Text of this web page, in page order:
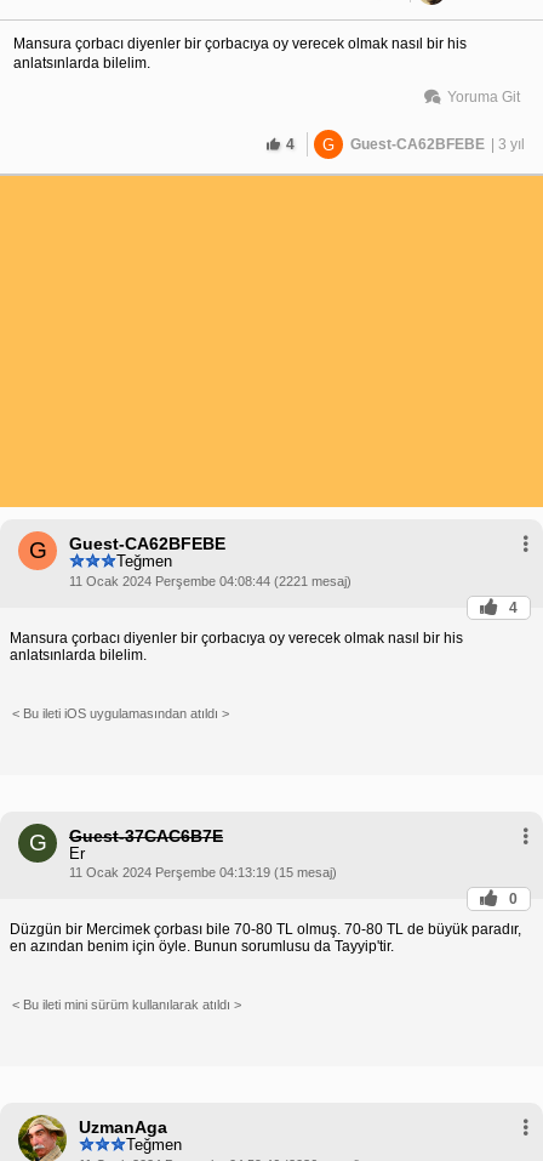
Mansura çorbacı diyenler bir çorbacıya oy verecek olmak nasıl bir his
anlatsınlarda bilelim.
Yoruma Git
4 G Guest-CA62BFEBE | 3 yıl
G Guest-CA62BFEBE
Teğmen
11 Ocak 2024 Perşembe 04:08:44 (2221 mesaj)
4
Mansura çorbacı diyenler bir çorbacıya oy verecek olmak nasıl bir his
anlatsınlarda bilelim.
< Bu ileti iOS uygulamasından atıldı >
G Guest-37CAC6B7E
Er
11 Ocak 2024 Perşembe 04:13:19 (15 mesaj)
0
Düzgün bir Mercimek çorbası bile 70-80 TL olmuş. 70-80 TL de büyük paradır,
en azından benim için öyle. Bunun sorumlusu da Tayyip'tir.
< Bu ileti mini sürüm kullanılarak atıldı >
UzmanAga
Teğmen